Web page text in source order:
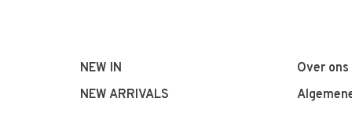
NEW IN
NEW ARRIVALS
Over ons